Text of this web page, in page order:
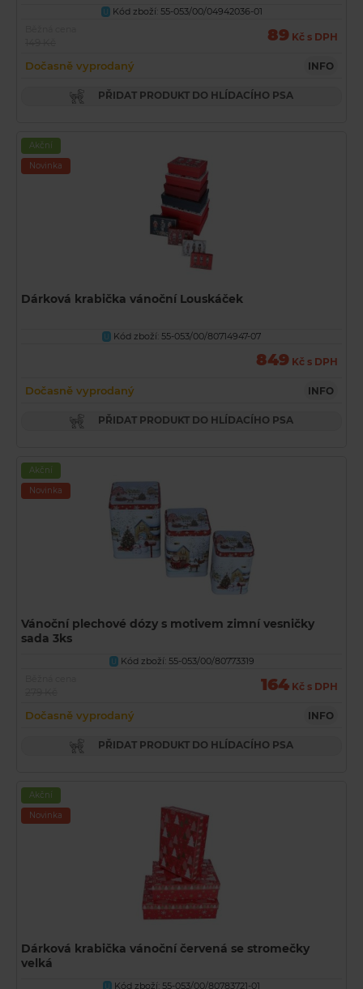
U Kód zboží: 55-053/00/04942036-01
89 Kč s DPH
Dočasně vyprodaný INFO
PŘIDAT PRODUKT DO HLÍDACÍHO PSA
Akční
Novinka
Dárková krabička vánoční Louskáček
U Kód zboží: 55-053/00/80714947-07
849 Kč s DPH
Dočasně vyprodaný INFO
PŘIDAT PRODUKT DO HLÍDACÍHO PSA
Akční
Novinka
Vánoční plechové dózy s motivem zimní vesničky
sada 3ks
U Kód zboží: 55-053/00/80773319
164 Kč s DPH
Dočasně vyprodaný INFO
PŘIDAT PRODUKT DO HLÍDACÍHO PSA
Akční
Novinka
Dárková krabička vánoční červená se stromečky
velká
U Kód zboží: 55-053/00/80783721-01